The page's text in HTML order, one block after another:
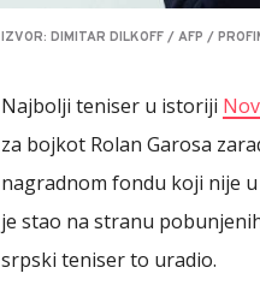
IZVOR: DIMITAR DILKOFF / AFP /
Najbolji teniser u istoriji
za bojkot Rolan Garosa
nagradnom fondu koji nije
je stao na stranu
srpski teniser to uradio.